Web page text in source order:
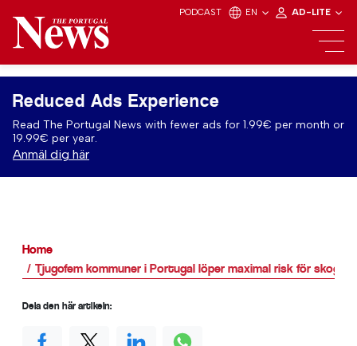
PODCAST EN AD-LITE
Reduced Ads Experience
Read The Portugal News with fewer ads for 1.99€ per month or
19.99€ per year.
Anmäl dig här
Home
Tjugofem kommuner i Portugal löper maximal risk för
Dela den här artikeln: